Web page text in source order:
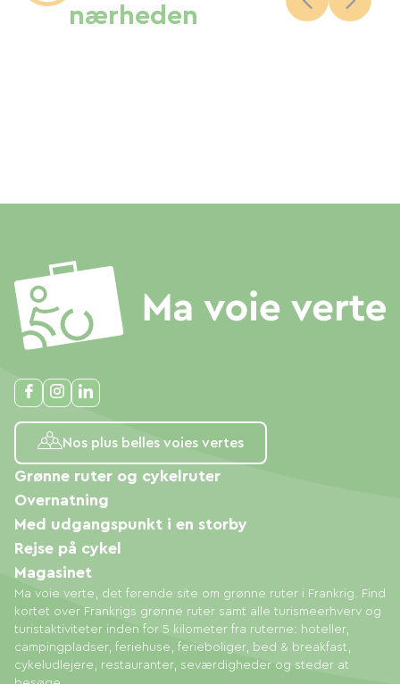
nærheden
Nos plus belles voies vertes
Ma voie verte, det førende site om grønne ruter i Frankrig. Find
kortet over Frankrigs grønne ruter samt alle turismeerhverv og
turistaktiviteter inden for 5 kilometer fra ruterne: hoteller,
campingpladser, feriehuse, ferieboliger, bed & breakfast,
cykeludlejere, restauranter, seværdigheder og steder at
Grønne ruter og cykelruter
Overnatning
Med udgangspunkt i en storby
Rejse på cykel
Magasinet